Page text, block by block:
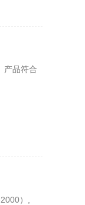
）,